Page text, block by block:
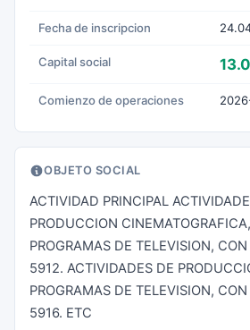
Fecha de inscripcion
Capital social
Comienzo de operaciones
OBJETO SOCIAL
ACTIVIDAD PRINCIPAL
PRODUCCION
PROGRAMAS DE TELEVISION,
5912. ACTIVIDADES DE
PROGRAMAS DE TELEVISION,
5916. ETC